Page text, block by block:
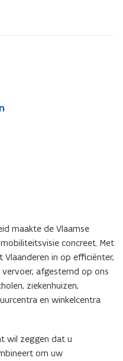
maakte de Vlaamse
concreet. Met
in op efficiënter,
afgestemd op ons
ziekenhuizen,
en winkelcentra
wil zeggen dat u
om uw